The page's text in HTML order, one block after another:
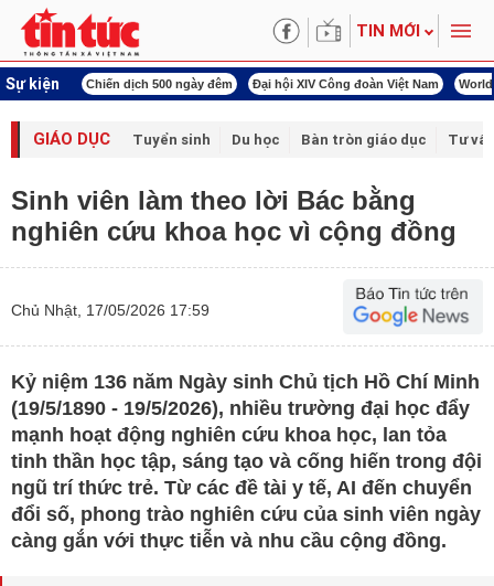
TIN MỚI
Sự kiện
Chiến dịch 500 ngày đêm Đại hội XIV Công đoàn Việt Nam World Cup 2026
GIÁO DỤC Tuyển sinh Du học Bàn tròn giáo dục Tư
Sinh viên làm theo lời Bác bằng
nghiên cứu khoa học vì cộng đồng
Chủ Nhật, 17/05/2026 17:59
Kỷ niệm 136 năm Ngày sinh Chủ tịch Hồ Chí Minh
(19/5/1890 - 19/5/2026), nhiều trường đại học đẩy
mạnh hoạt động nghiên cứu khoa học, lan tỏa
tinh thần học tập, sáng tạo và cống hiến trong đội
ngũ trí thức trẻ. Từ các đề tài y tế, AI đến chuyển
đổi số, phong trào nghiên cứu của sinh viên ngày
càng gắn với thực tiễn và nhu cầu cộng đồng.